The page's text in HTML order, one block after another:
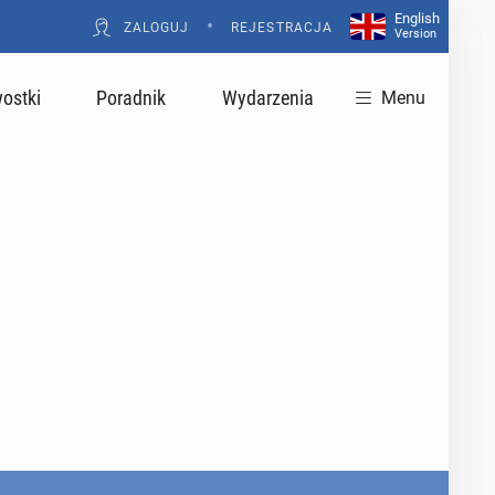
ZALOGUJ • REJESTRACJA
English
Version
Poradnik Wydarzenia Menu